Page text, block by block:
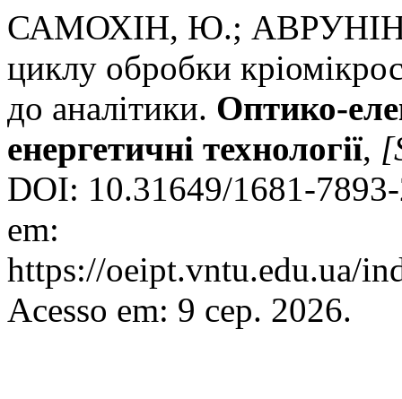
САМОХІН, Ю.; АВРУНІН,
циклу обробки
до аналітики. Оптико-
енергетичнi технологiї,
DOI: 10.31649/1681-
em:
https://oeipt.vntu.edu.ua/
Acesso em: 9 сер. 2026.